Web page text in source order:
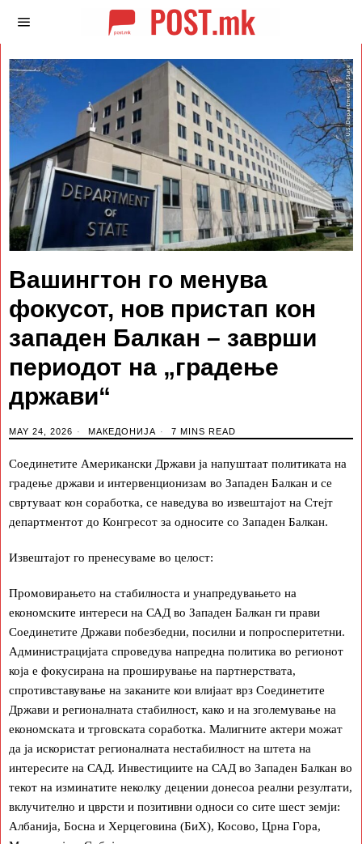
Вашингтон го менува
фокусот, нов пристап кон
западен Балкан – заврши
периодот на „градење
држави“
MAY 24, 2026 МАКЕДОНИЈА 7 MINS READ
Соединетите Американски Држави ја напуштаат политиката на
градење држави и интервенционизам во Западен Балкан и се
свртуваат кон соработка, се наведува во извештајот на Стејт
департментот до Конгресот за односите со Западен Балкан.
Извештајот го пренесуваме во целост:
Промовирањето на стабилноста и унапредувањето на
економските интереси на САД во Западен Балкан ги прави
Соединетите Држави побезбедни, посилни и попросперитетни.
Администрацијата спроведува напредна политика во регионот
која е фокусирана на проширување на партнерствата,
спротивставување на заканите кои влијаат врз Соединетите
Држави и регионалната стабилност, како и на зголемување на
економската и трговската соработка. Малигните актери можат
да ја искористат регионалната нестабилност на штета на
интересите на САД. Инвестициите на САД во Западен Балкан во
текот на изминатите неколку децении донесоа реални резултати,
вклучително и цврсти и позитивни односи со сите шест земји:
Албанија, Босна и Херцеговина (БиХ), Косово, Црна Гора,